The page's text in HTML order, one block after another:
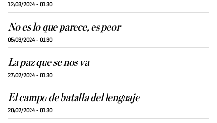
12/03/2024 - 01:30
No es lo que parece, es peor
05/03/2024 - 01:30
La paz que se nos va
27/02/2024 - 01:30
El campo de batalla del lenguaje
20/02/2024 - 01:30